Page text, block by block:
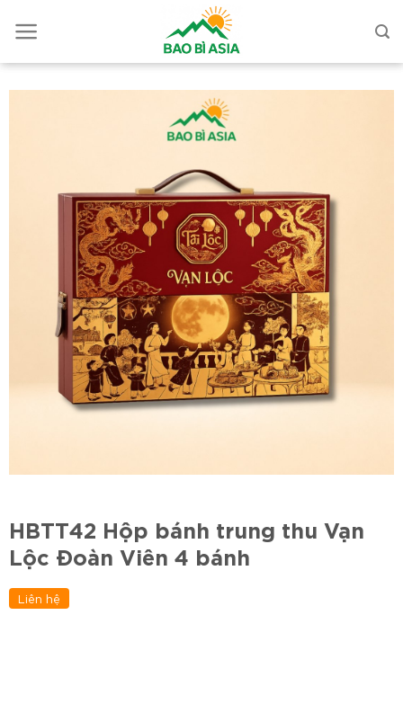
HBTT42 Hộp bánh trung thu Vạn
Lộc Đoàn Viên 4 bánh
Liên hệ